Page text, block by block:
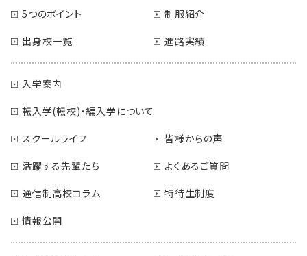
5つのポイント
制服紹介
出身校一覧
進路実績
入学案内
転入学(転校)・編入学について
スクールライフ
皆様からの声
活躍する先輩たち
よくあるご質問
通信制高校コラム
特待生制度
情報公開